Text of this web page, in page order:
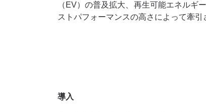
（EV）の普及拡大、再生可能エネルギ
ストパフォーマンスの高さによって牽引
導入